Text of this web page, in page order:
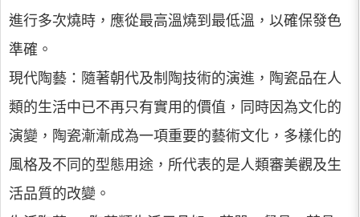
進行多次燒時，應從最高溫燒到最低溫，以確保發色
準確。
現代陶藝：隨著朝代及制陶技術的演進，陶瓷品在人
類的生活中已不再只有實用的價值，同時因為文化的
演變，陶瓷漸漸成為一項重要的藝術文化，多樣化的
風格及不同的型態用途，所代表的是人類審美觀及生
活品質的改變。